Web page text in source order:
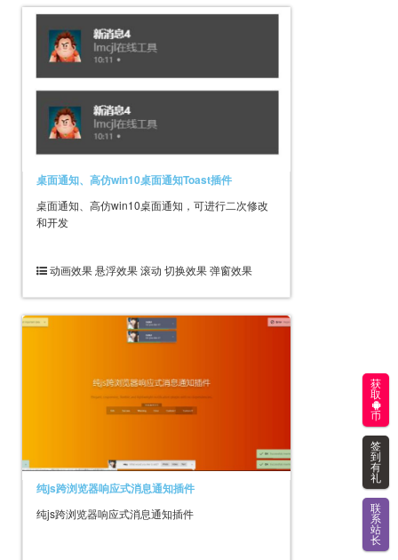
获
取
币
签
到
有
礼
联
系
站
长
桌面通知、高仿win10桌面通知Toast插件
桌面通知、高仿win10桌面通知，可进行二次修改
和开发
动画效果 悬浮效果 滚动 切换效果 弹窗效果
纯js跨浏览器响应式消息通知插件
纯js跨浏览器响应式消息通知插件